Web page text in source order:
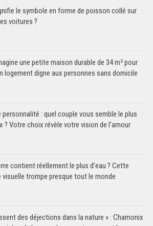
le symbole en forme de poisson collé sur
voitures ?
une petite maison durable de 34 m² pour
logement digne aux personnes sans domicile
personnalité : quel couple vous semble le plus
? Votre choix révèle votre vision de l’amour
contient réellement le plus d’eau ? Cette
visuelle trompe presque tout le monde
des déjections dans la nature » : Chamonix